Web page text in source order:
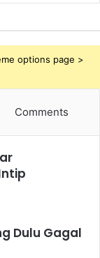
options page >
Comments
Dulu Gagal